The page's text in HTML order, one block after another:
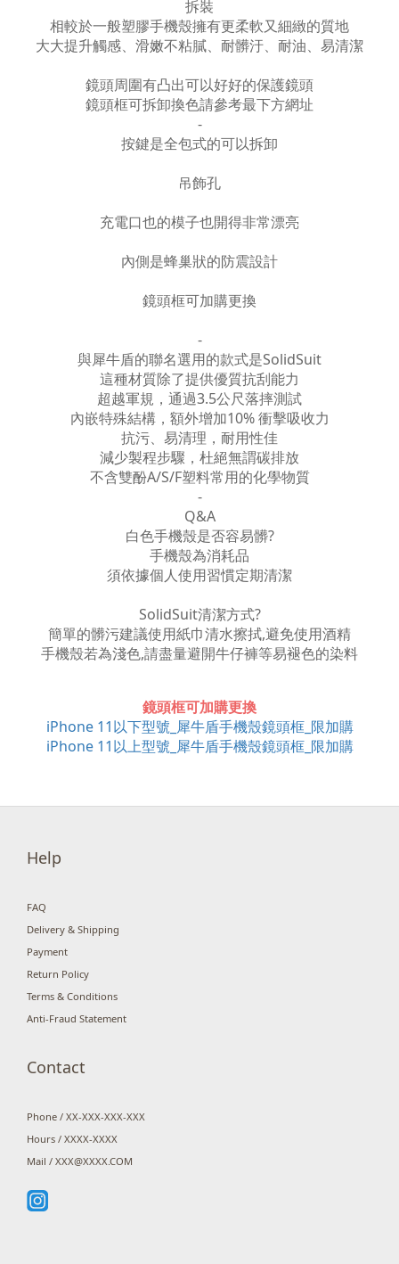
拆裝
相較於一般塑膠手機殼擁有更柔軟又細緻的質地
大大提升觸感、滑嫩不粘膩、耐髒汙、耐油、易清潔
鏡頭周圍有凸出可以好好的保護鏡頭
鏡頭框可拆卸換色請參考最下方網址
-
按鍵是全包式的可以拆卸
吊飾孔
充電口也的模子也開得非常漂亮
內側是蜂巢狀的防震設計
鏡頭框可加購更換
-
與犀牛盾的聯名選用的款式是SolidSuit
這種材質除了提供優質抗刮能力
超越軍規，通過3.5公尺落摔測試
內嵌特殊結構，額外增加10% 衝擊吸收力
抗污、易清理，耐用性佳
減少製程步驟，杜絕無謂碳排放
不含雙酚A/S/F塑料常用的化學物質
-
Q&A
白色手機殼是否容易髒?
手機殼為消耗品
須依據個人使用習慣定期清潔
SolidSuit清潔方式?
簡單的髒污建議使用紙巾清水擦拭,避免使用酒精
手機殼若為淺色,請盡量避開牛仔褲等易褪色的染料
鏡頭框可加購更換
iPhone 11以下型號_犀牛盾手機殼鏡頭框_限加購
iPhone 11以上型號_犀牛盾手機殼鏡頭框_限加購
Help
FAQ
Delivery & Shipping
Payment
Return Policy
Terms & Conditions
Anti-Fraud Statement
Contact
Phone / XX-XXX-XXX-XXX
Hours / XXXX-XXXX
Mail / XXX@XXXX.COM